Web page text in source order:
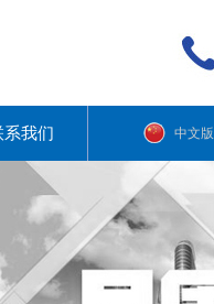
系我们 中文版